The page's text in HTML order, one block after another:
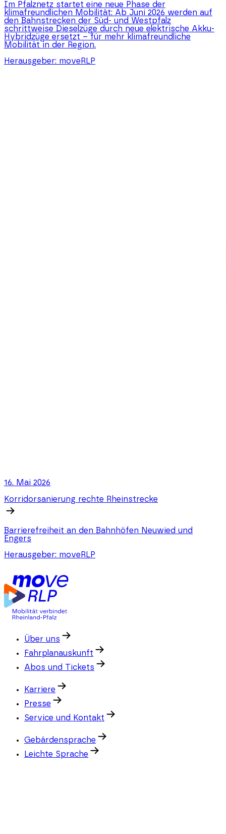
Im Pfalznetz startet eine neue Phase der
klimafreundlichen Mobilität: Ab Juni 2026 werden auf
den Bahnstrecken der Süd- und Westpfalz
schrittweise Dieselzüge durch neue elektrische Akku-
Hybridzüge ersetzt – für mehr klimafreundliche
Mobilität in der Region.
Herausgeber: moveRLP
16. Mai 2026
Korridorsanierung rechte Rheinstrecke
Barrierefreiheit an den Bahnhöfen Neuwied und
Engers
Herausgeber: moveRLP
Über uns
Fahrplanauskunft
Abos und Tickets
Karriere
Presse
Service und Kontakt
Gebärdensprache
Leichte Sprache